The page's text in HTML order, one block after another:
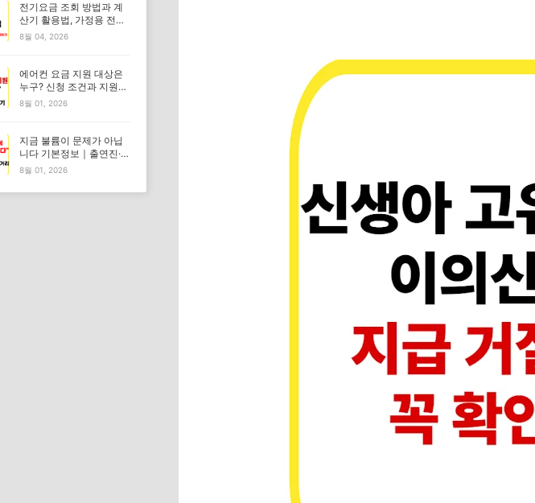
전기요금 조회 방법과 계
산기 활용법, 가정용 전기
요금 쉽게 계산하기
8월 04, 2026
에어컨 요금 지원 대상은
누구? 신청 조건과 지원금
알아보기
8월 01, 2026
지금 불륨이 문제가 아닙
니다 기본정보｜출연진·몇
부작·줄거리 총정리
8월 01, 2026